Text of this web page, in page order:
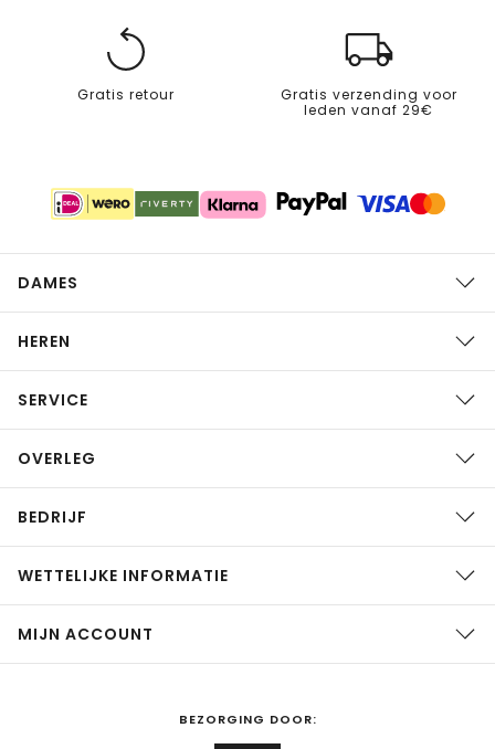
Gratis retour
Gratis verzending voor
leden vanaf 29€
DAMES
HEREN
SERVICE
OVERLEG
BEDRIJF
WETTELIJKE INFORMATIE
MIJN ACCOUNT
BEZORGING DOOR: